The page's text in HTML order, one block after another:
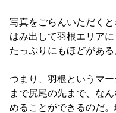
写真をごらんいただく
はみ出して羽根エリア
たっぷりにもほどがある
つまり、羽根というマ
まで尻尾の先まで、な
めることができるのだ